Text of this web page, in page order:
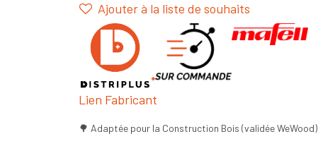
Ajouter à la liste de souhaits
Lien Fabricant
🌳 Adaptée pour la Construction Bois (validée WeWood)